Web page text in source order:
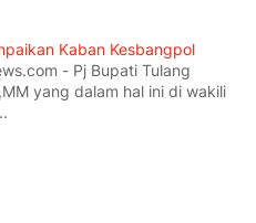
Kaban Kesbangpol
- Pj Bupati Tulang
yang dalam hal ini di wakili